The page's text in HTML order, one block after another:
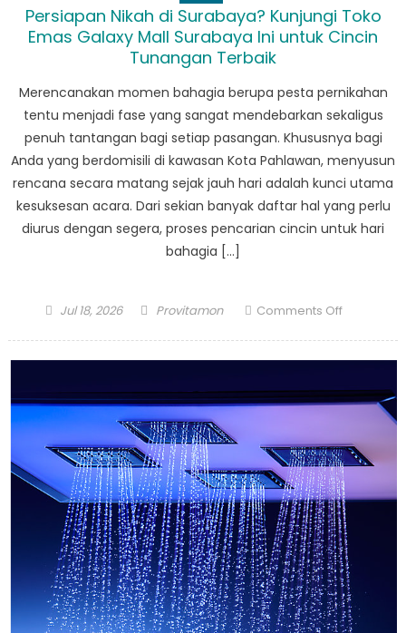
Persiapan Nikah di Surabaya? Kunjungi Toko
Emas Galaxy Mall Surabaya Ini untuk Cincin
Tunangan Terbaik
Merencanakan momen bahagia berupa pesta pernikahan
tentu menjadi fase yang sangat mendebarkan sekaligus
penuh tantangan bagi setiap pasangan. Khususnya bagi
Anda yang berdomisili di kawasan Kota Pahlawan, menyusun
rencana secara matang sejak jauh hari adalah kunci utama
kesuksesan acara. Dari sekian banyak daftar hal yang perlu
diurus dengan segera, proses pencarian cincin untuk hari
bahagia […]
Posted
Jul 18, 2026 Author
Provitamon Comments Offon
Surabaya?
Kunjungi
Emas
Galaxy
Mall
Surabaya
Ini
untuk
Cincin
Tunangan
Terbaik